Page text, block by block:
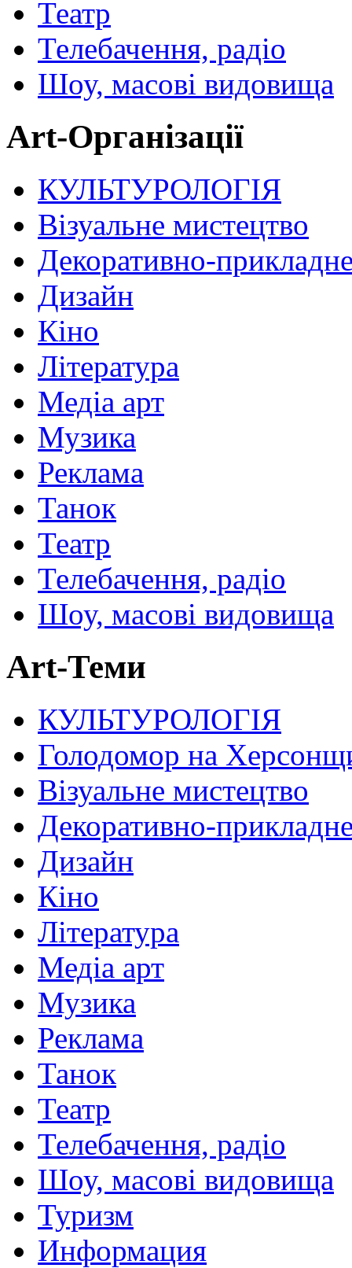
Театр
Телебачення, радіо
Шоу, масові видовища
Art-Організації
КУЛЬТУРОЛОГІЯ
Візуальне мистецтво
Декоративно-
Дизайн
Кіно
Література
Медіа арт
Музика
Реклама
Танок
Театр
Телебачення, радіо
Шоу, масові видовища
Art-Теми
КУЛЬТУРОЛОГІЯ
Голодомор на
Візуальне мистецтво
Декоративно-
Дизайн
Кіно
Література
Медіа арт
Музика
Реклама
Танок
Театр
Телебачення, радіо
Шоу, масові видовища
Туризм
Информация